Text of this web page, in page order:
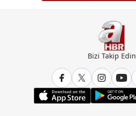
Bizi Takip Edin